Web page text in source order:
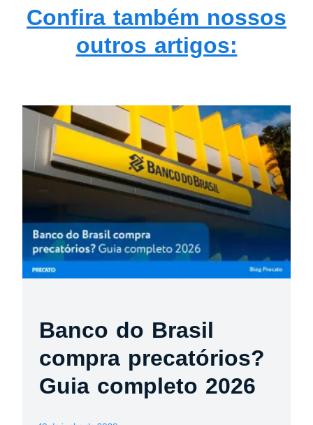
Confira também nossos
outros artigos:
Banco do Brasil
compra precatórios?
Guia completo 2026